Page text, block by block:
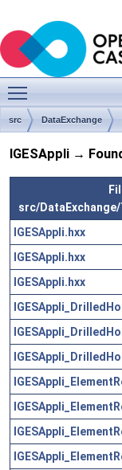
src DataExchange
IGESAppli →
src/DataExchange/
IGESAppli.hxx
IGESAppli.hxx
IGESAppli.hxx